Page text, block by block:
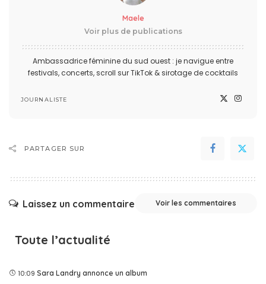
Maele
Voir plus de publications
Ambassadrice féminine du sud ouest : je navigue entre
festivals, concerts, scroll sur TikTok & sirotage de cocktails
JOURNALISTE
PARTAGER SUR
Laissez un commentaire Voir les commentaires
Toute l’actualité
10:09 Sara Landry annonce un album